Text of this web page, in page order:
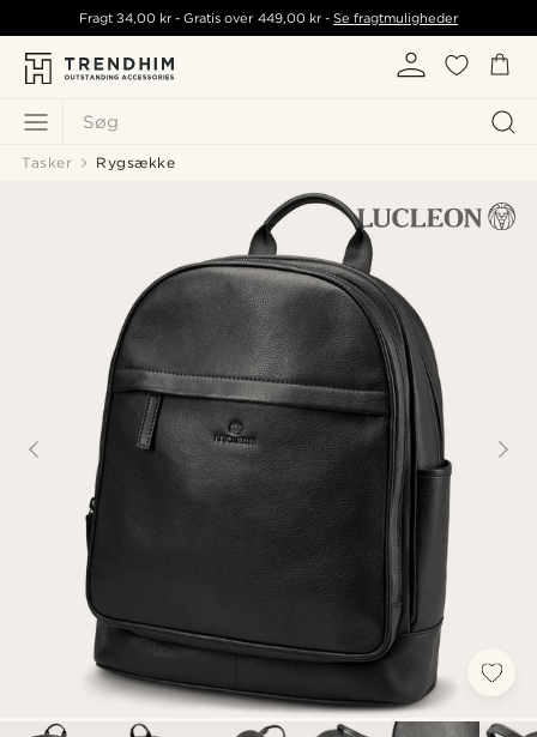
Søg
Fragt34,00 kr - Gratis over 449,00 kr- Se fragtmuligheder
Tasker Rygsække